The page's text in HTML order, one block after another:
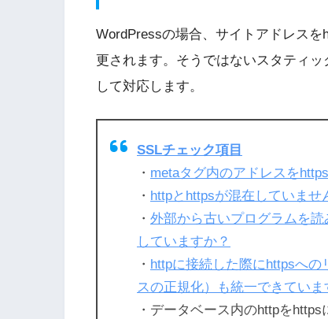
WordPressの場合、サイトアドレス
更されます。そうではないスタティ
して対応します。
SSLチェック項目
・ metaタグ内のアドレスを
・ httpとhttpsが混在していませ
・ 外部から古いプログラムを
していますか？
・ httpに接続した際にhttpsへ
スの正規化）も統一できていま
・データベース内のhttpを